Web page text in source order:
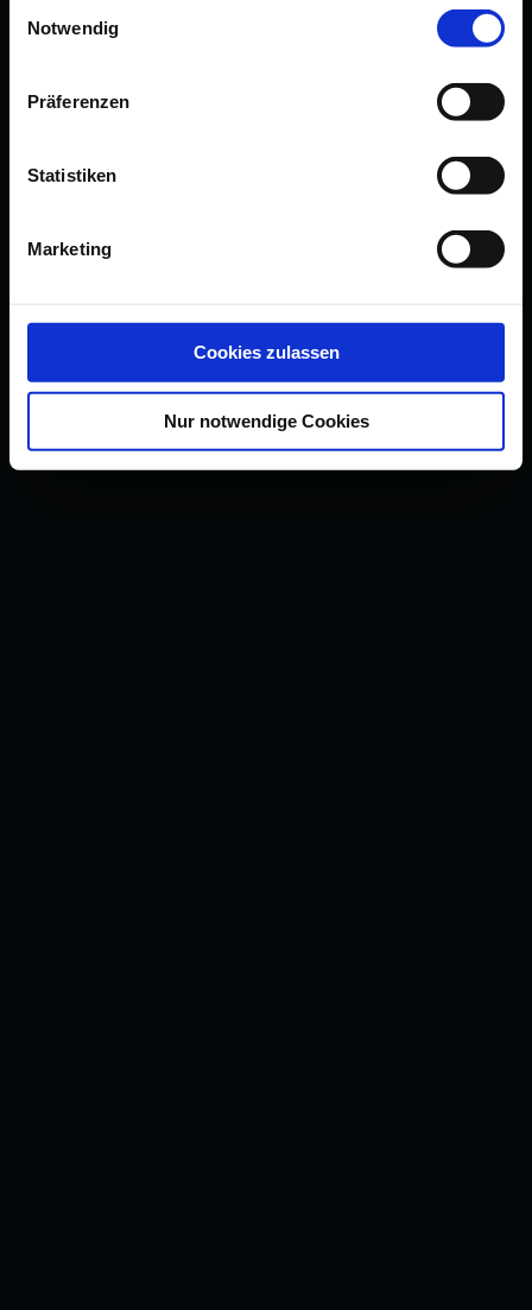
Notwendig
Präferenzen
Statistiken
Marketing
Cookies zulassen
Nur notwendige Cookies